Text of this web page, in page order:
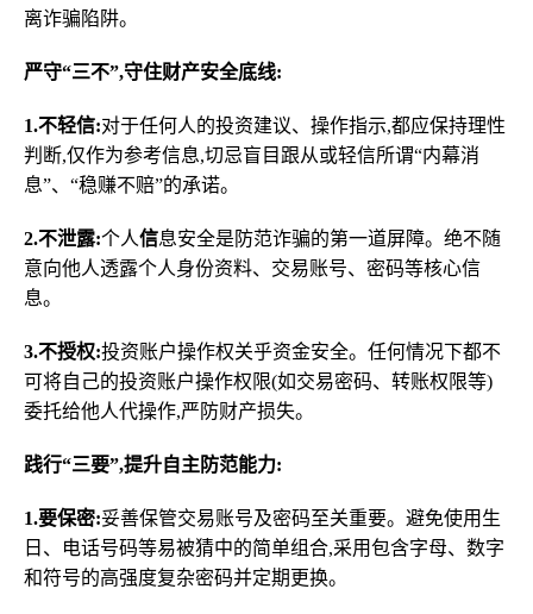
离诈骗陷阱。
严守“三不”,守住财产安全底线:
1.不轻信:对于任何人的投资建议、操作指示,都应保持理性
判断,仅作为参考信息,切忌盲目跟从或轻信所谓“内幕消
息”、“稳赚不赔”的承诺。
2.不泄露:个人信息安全是防范诈骗的第一道屏障。绝不随
意向他人透露个人身份资料、交易账号、密码等核心信
息。
3.不授权:投资账户操作权关乎资金安全。任何情况下都不
可将自己的投资账户操作权限(如交易密码、转账权限等)
委托给他人代操作,严防财产损失。
践行“三要”,提升自主防范能力:
1.要保密:妥善保管交易账号及密码至关重要。避免使用生
日、电话号码等易被猜中的简单组合,采用包含字母、数字
和符号的高强度复杂密码并定期更换。